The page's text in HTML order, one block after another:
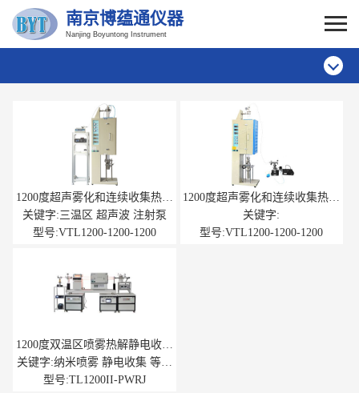
南京博蕴通仪器
Nanjing Boyuntong Instrument
1200度超声雾化和连续收集热分
解立式炉
关键字:三温区 超声波 注射泵
型号:VTL1200-1200-1200
1200度超声雾化和连续收集热分
解立式炉
关键字:
型号:VTL1200-1200-1200
1200度双温区喷雾热解静电收集
PECVD系统
关键字:纳米喷雾 静电收集 等离
子体放电
型号:TL1200II-PWRJ